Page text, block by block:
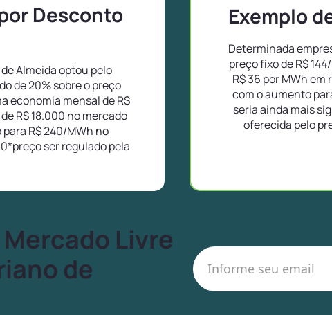
Desconto
Almeida optou pelo
de 20% sobre o preço
economia mensal de R$
R$ 18.000 no mercado
R$ 240/MWh no
ser regulado pela
Exemplo
Determinada
preço fixo de R$
R$ 36 por MWh em
com o aumento
seria ainda mais
oferecida pelo
Livre
de